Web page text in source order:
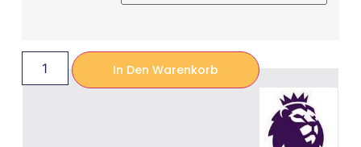
In Den Warenkorb